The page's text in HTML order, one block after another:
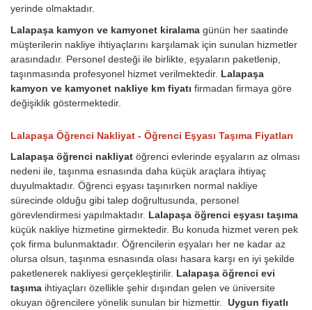
yerinde olmaktadır.
Lalapaşa kamyon ve kamyonet kiralama günün her saatinde
müşterilerin nakliye ihtiyaçlarını karşılamak için sunulan hizmetler
arasındadır. Personel desteği ile birlikte, eşyaların paketlenip,
taşınmasında profesyonel hizmet verilmektedir. Lalapaşa
kamyon ve kamyonet nakliye km fiyatı firmadan firmaya göre
değişiklik göstermektedir.
Lalapaşa Öğrenci Nakliyat - Öğrenci Eşyası Taşıma Fiyatları
Lalapaşa öğrenci nakliyat öğrenci evlerinde eşyaların az olması
nedeni ile, taşınma esnasında daha küçük araçlara ihtiyaç
duyulmaktadır. Öğrenci eşyası taşınırken normal nakliye
sürecinde olduğu gibi talep doğrultusunda, personel
görevlendirmesi yapılmaktadır. Lalapaşa öğrenci eşyası taşıma
küçük nakliye hizmetine girmektedir. Bu konuda hizmet veren pek
çok firma bulunmaktadır. Öğrencilerin eşyaları her ne kadar az
olursa olsun, taşınma esnasında olası hasara karşı en iyi şekilde
paketlenerek nakliyesi gerçekleştirilir. Lalapaşa öğrenci evi
taşıma ihtiyaçları özellikle şehir dışından gelen ve üniversite
okuyan öğrencilere yönelik sunulan bir hizmettir. Uygun fiyatlı